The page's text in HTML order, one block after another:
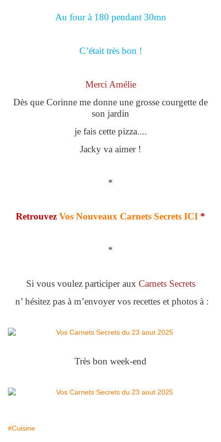
Au four à 180 pendant 30mn
C’était très bon !
Merci Amélie
Dès que Corinne me donne une grosse courgette de
son jardin
je fais cette pizza....
Jacky va aimer !
*
Retrouvez Vos Nouveaux Carnets Secrets ICI *
*
Si vous voulez participer aux Carnets Secrets
n’ hésitez pas à m’envoyer vos recettes et photos à :
Très bon week-end
#Cuisine